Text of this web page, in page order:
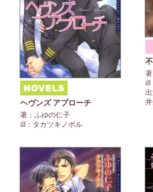
ヘヴンズ アプローチ
著：ふゆの仁子
ill：タカツキノボル
ill